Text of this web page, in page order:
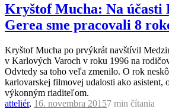
Kryštof Mucha: Na účasti
Gerea sme pracovali 8
Kryštof Mucha po prvýkrát navštívil
v Karlových Varoch v roku 1996 na
Odvtedy sa toho veľa zmenilo. O rok
karlovarskej filmovej udalosti ako asistent,
výkonným riaditeľom.
atteliér, 16. novembra 20157 min čítania